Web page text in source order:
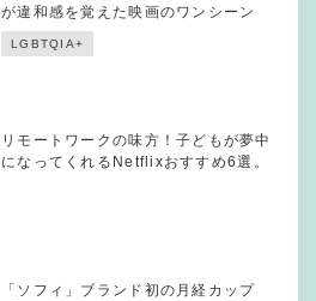
が違和感を覚えた映画のワンシーン
LGBTQIA+
リモートワークの味方！子どもが夢中
になってくれるNetflixおすすめ6選。
「ソフィ」ブランド初の月経カップ